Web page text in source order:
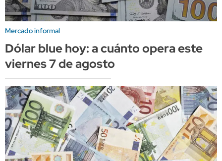
Mercado informal
Dólar blue hoy: a cuánto opera este
viernes 7 de agosto